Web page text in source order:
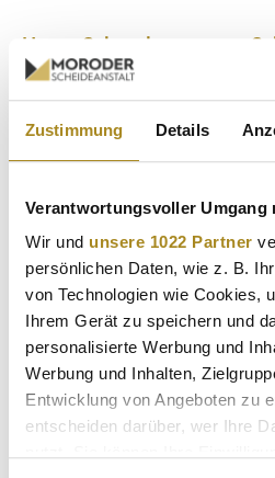
Zustimmung Details
Verantwortungsvoller Umgang
Wir und unsere 1022 Partner
persönlichen Daten, wie z. B.
von Technologien wie Cookies,
Ihrem Gerät zu speichern und
personalisierte Werbung und
Werbung und Inhalten,
Entwicklung von Angeboten zu
entscheiden darüber, wer Ihre